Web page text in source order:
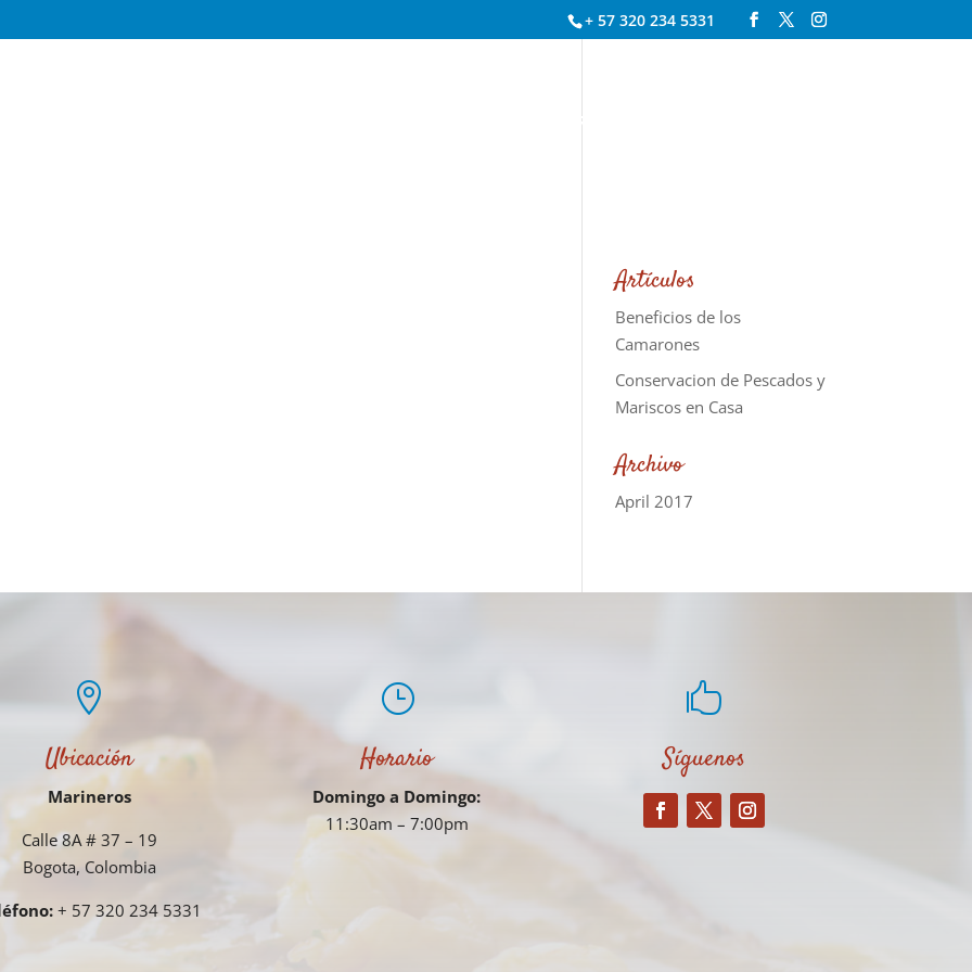
+ 57 320 234 5331
RESERVAS
Artículos
Beneficios de los
Camarones
Conservacion de Pescados y
Mariscos en Casa
Archivo
April 2017

Ubicación
Marineros
Calle 8A # 37 – 19
Bogota, Colombia
+ 57 320 234 5331
}
Horario
Domingo a Domingo:
11:30am – 7:00pm

Síguenos